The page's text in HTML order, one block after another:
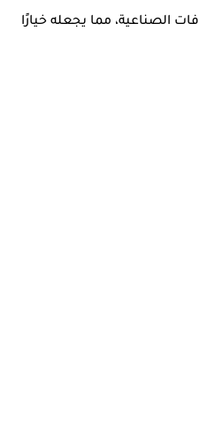
الصناعية، مما يجعله خيارًا